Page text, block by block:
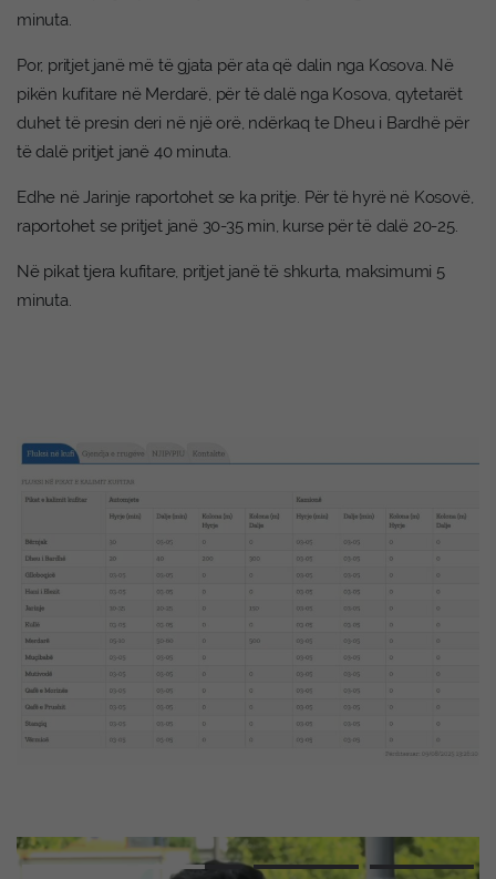
minuta.
Por, pritjet janë më të gjata për ata që dalin nga Kosova. Në
pikën kufitare në Merdarë, për të dalë nga Kosova, qytetarët
duhet të presin deri në një orë, ndërkaq te Dheu i Bardhë për
të dalë pritjet janë 40 minuta.
Edhe në Jarinje raportohet se ka pritje. Për të hyrë në Kosovë,
raportohet se pritjet janë 30-35 min, kurse për të dalë 20-25.
Në pikat tjera kufitare, pritjet janë të shkurta, maksimumi 5
minuta.